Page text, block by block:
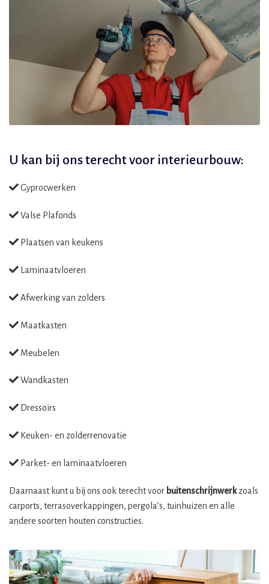
U kan bij ons terecht voor interieurbouw:
Gyprocwerken
Valse Plafonds
Plaatsen van keukens
Laminaatvloeren
Afwerking van zolders
Maatkasten
Meubelen
Wandkasten
Dressoirs
Keuken- en zolderrenovatie
Parket- en laminaatvloeren
Daarnaast kunt u bij ons ook terecht voor buitenschrijnwerkzoals
carports, terrasoverkappingen, pergola’s, tuinhuizen en alle
andere soorten houten constructies.